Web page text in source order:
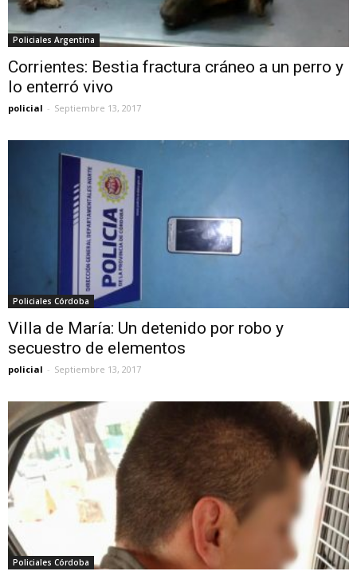
Policiales Argentina
Corrientes: Bestia fractura cráneo a un perro y
lo enterró vivo
policial - Septiembre 13, 2017
Policiales Córdoba
Villa de María: Un detenido por robo y
secuestro de elementos
policial - Septiembre 13, 2017
Policiales Córdoba